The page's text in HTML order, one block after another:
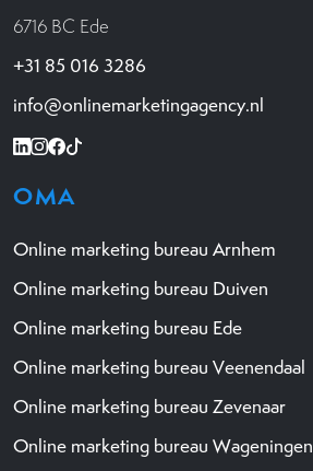
6716 BC Ede
+31 85 016 3286
info@onlinemarketingagency.nl
OMA
Online marketing bureau Arnhem
Online marketing bureau Duiven
Online marketing bureau Ede
Online marketing bureau Veenendaal
Online marketing bureau Zevenaar
Online marketing bureau Wageningen